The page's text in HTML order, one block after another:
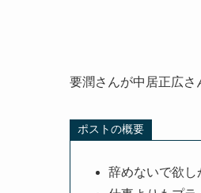
要潤さんが中居正広
ポストの概要
辞めないで欲し